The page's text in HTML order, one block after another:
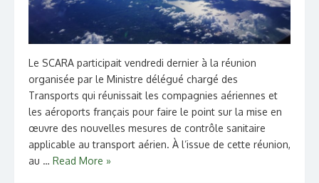
Le SCARA participait vendredi dernier à la réunion
organisée par le Ministre délégué chargé des
Transports qui réunissait les compagnies aériennes et
les aéroports français pour faire le point sur la mise en
œuvre des nouvelles mesures de contrôle sanitaire
applicable au transport aérien. À l’issue de cette réunion,
au … Read More »